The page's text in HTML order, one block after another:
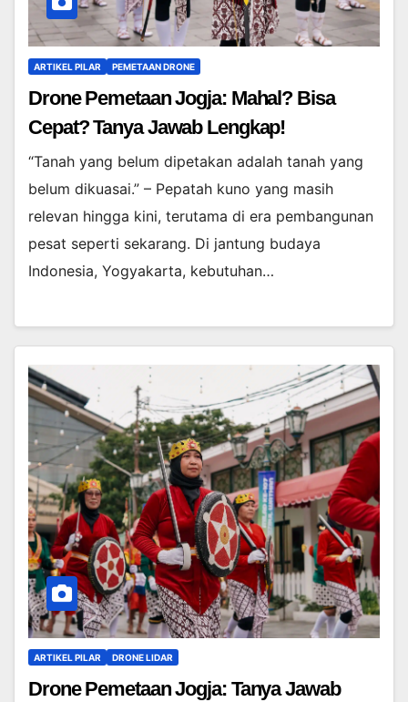
ARTIKEL PILAR PEMETAAN DRONE
Drone Pemetaan Jogja: Mahal? Bisa
Cepat? Tanya Jawab Lengkap!
“Tanah yang belum dipetakan adalah tanah yang
belum dikuasai.” – Pepatah kuno yang masih
relevan hingga kini, terutama di era pembangunan
pesat seperti sekarang. Di jantung budaya
Indonesia, Yogyakarta, kebutuhan…
ARTIKEL PILAR DRONE LIDAR
Drone Pemetaan Jogja: Tanya Jawab